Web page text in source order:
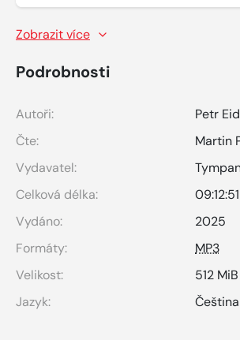
Zobrazit více
Podrobnosti
Autoři:
Petr
Čte:
Martin
Vydavatel:
Celková délka:
Vydáno:
2025
Formáty:
MP3
Velikost:
512 MiB
Jazyk:
Čeština